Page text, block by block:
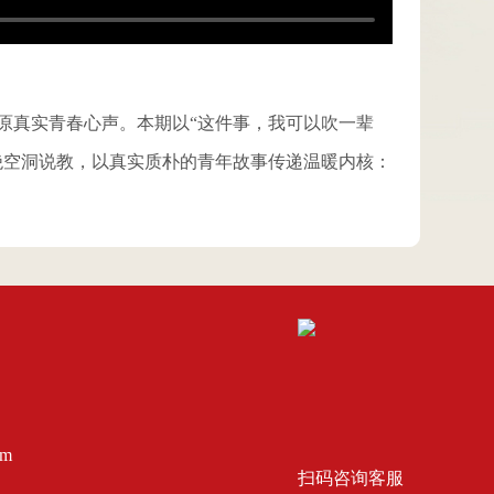
真实青春心声。本期以“这件事，我可以吹一辈
洞说教，以真实质朴的青年故事传递温暖内核：
扫码咨询客服